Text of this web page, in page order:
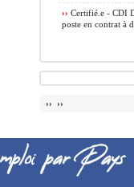
›› Certifié.e - CDI
poste en contrat à
›› ››